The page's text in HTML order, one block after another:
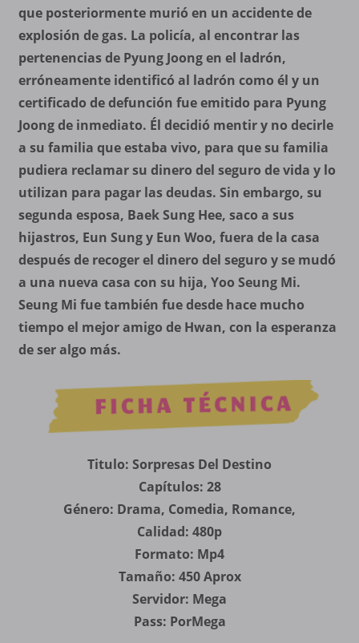
que posteriormente murió en un accidente de
explosión de gas. La policía, al encontrar las
pertenencias de Pyung Joong en el ladrón,
erróneamente identificó al ladrón como él y un
certificado de defunción fue emitido para Pyung
Joong de inmediato. Él decidió mentir y no decirle
a su familia que estaba vivo, para que su familia
pudiera reclamar su dinero del seguro de vida y lo
utilizan para pagar las deudas. Sin embargo, su
segunda esposa, Baek Sung Hee, saco a sus
hijastros, Eun Sung y Eun Woo, fuera de la casa
después de recoger el dinero del seguro y se mudó
a una nueva casa con su hija, Yoo Seung Mi.
Seung Mi fue también fue desde hace mucho
tiempo el mejor amigo de Hwan, con la esperanza
de ser algo más.
Titulo: Sorpresas Del Destino
Capítulos: 28
Género: Drama, Comedia, Romance,
Calidad: 480p
Formato: Mp4
Tamaño: 450 Aprox
Servidor: Mega
Pass: PorMega